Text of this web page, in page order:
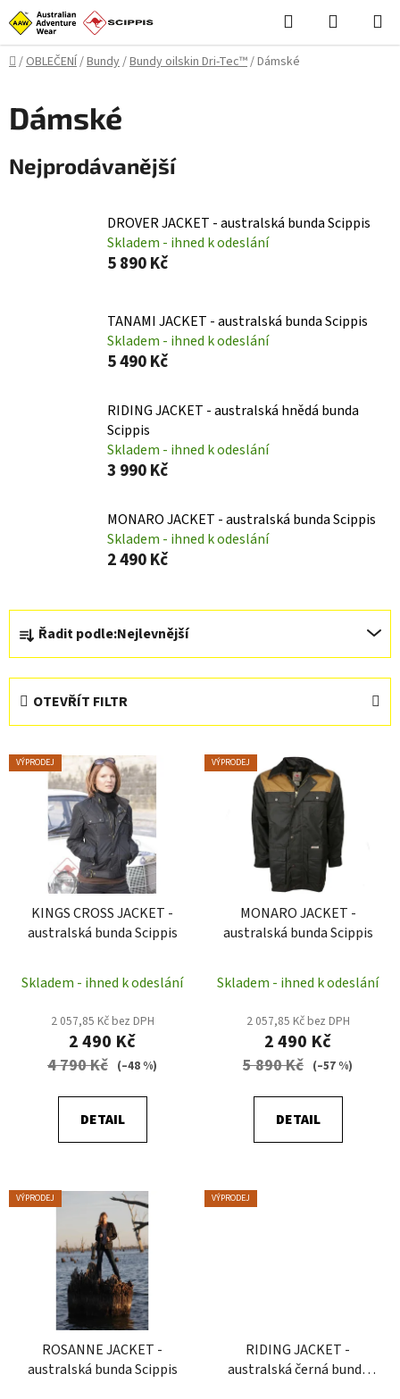
Přejít
na
obsah
Hledat
KOŠÍK
Domů
/OBLEČENÍ/Bundy/Bundy oilskin Dri-Tec™/Dámské
Dámské
Nejprodávanější
DROVER JACKET - australská bunda Scippis
Skladem - ihned k odeslání
5 890 Kč
TANAMI JACKET - australská bunda Scippis
Skladem - ihned k odeslání
5 490 Kč
RIDING JACKET - australská hnědá bunda
Scippis
Skladem - ihned k odeslání
3 990 Kč
MONARO JACKET - australská bunda Scippis
Skladem - ihned k odeslání
2 490 Kč
Ř
a
z
p
Řadit podle:Nejlevnější
OTEVŘÍT FILTR
V
ý
VÝPRODEJ
KINGS CROSS JACKET -
australská bunda Scippis
Skladem - ihned k odeslání
2 057,85 Kč bez DPH
2 490 Kč
4 790 Kč (–48 %)
DETAIL
VÝPRODEJ
MONARO JACKET -
australská bunda Scippis
Skladem - ihned k odeslání
2 057,85 Kč bez DPH
2 490 Kč
5 890 Kč (–57 %)
DETAIL
VÝPRODEJ
ROSANNE JACKET -
australská bunda Scippis
VÝPRODEJ
RIDING JACKET -
australská černá bunda